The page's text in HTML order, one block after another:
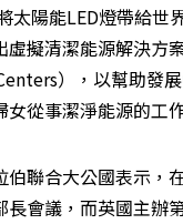
太陽能LED燈帶給世
虛擬清潔能源解決方
），以幫助發
從事潔淨能源的工
伯聯合大公國表示，
長會議，而英國主辦